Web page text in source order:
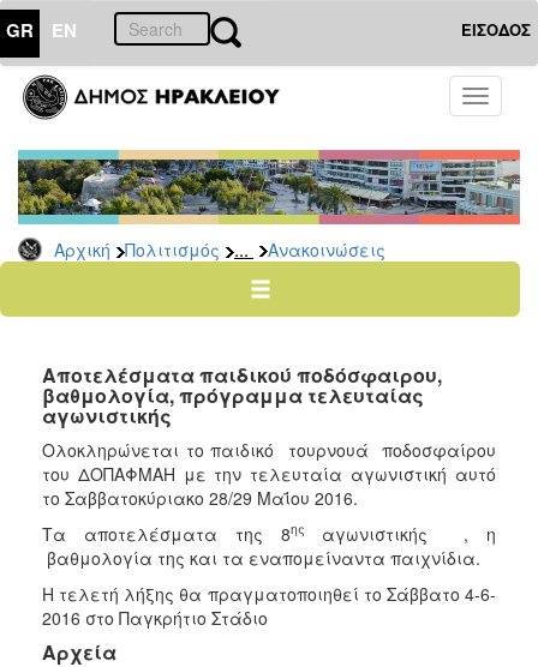
GR EN ΕΙΣΟΔΟΣ
Toggle
Αρχική Πολιτισμός ... Ανακοινώσεις
ΠΟΛΙΤΙΣΜΟΣ
Ποδήλατα
ΤΟΠΟΣ
ΔΗΜΟΣ
ΑΝΘΕΚΤΙΚΗ
ΠΟΛΗ
Αποτελέσματα παιδικού ποδόσφαιρου,
βαθμολογία, πρόγραμμα τελευταίας
αγωνιστικής
Ολοκληρώνεται το παιδικό τουρνουά ποδοσφαίρου
του ΔΟΠΑΦΜΑΗ με την τελευταία αγωνιστική αυτό
το Σαββατοκύριακο 28/29 Μαΐου 2016.
Τα αποτελέσματα της 8ης
αγωνιστικής , η
βαθμολογία της και τα εναπομείναντα παιχνίδια.
Η τελετή λήξης θα πραγματοποιηθεί το Σάββατο 4-6-
2016 στο Παγκρήτιο Στάδιο
Αρχεία